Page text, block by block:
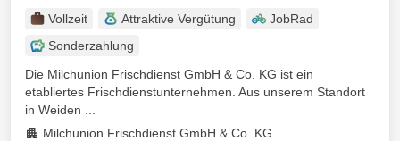
Vollzeit Attraktive Vergütung
JobRad
Sonderzahlung
Die Milchunion Frischdienst GmbH & Co. KG ist ein
etabliertes Frischdienstunternehmen. Aus unserem Standort
in Weiden ...
Milchunion Frischdienst GmbH & Co. KG